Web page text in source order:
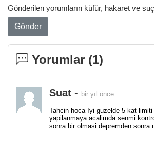
Gönderilen yorumların küfür, hakaret ve
Gönder
Yorumlar (1)
Suat - bir yıl önce
Tahcin hoca Iyi guzelde 5 kat
yapilanmaya acalimda senmi
sonra bir olmasi depremden sonra